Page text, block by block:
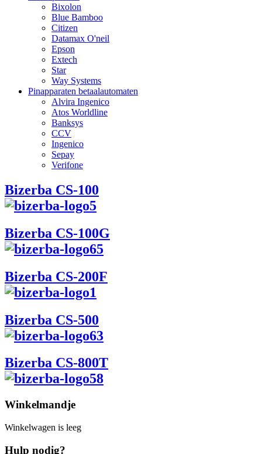
Bixolon
Blue Bamboo
Citizen
Datamax O'neil
Epson
Extech
Star
Way Systems
Pinapparaten betaalautomaten
Alvira Ingenico
Atos Worldline
Banksys
CCV
Ingenico
Sepay
Verifone
Bizerba CS-100
Bizerba CS-100G
Bizerba CS-200F
Bizerba CS-500
Bizerba CS-800T
Winkelmandje
Winkelwagen is leeg
Hulp nodig?